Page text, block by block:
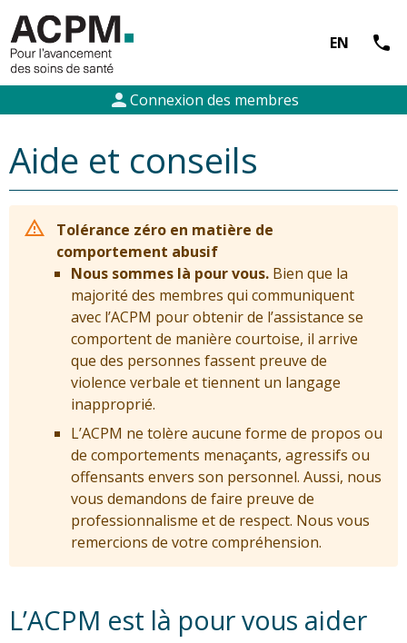
EN call
personConnexion des membres
Aide et conseils
Tolérance zéro en matière de
comportement abusif
Nous sommes là pour vous. Bien que la
majorité des membres qui communiquent
avec l’ACPM pour obtenir de l’assistance se
comportent de manière courtoise, il arrive
que des personnes fassent preuve de
violence verbale et tiennent un langage
inapproprié.
L’ACPM ne tolère aucune forme de propos ou
de comportements menaçants, agressifs ou
offensants envers son personnel. Aussi, nous
vous demandons de faire preuve de
professionnalisme et de respect. Nous vous
remercions de votre compréhension.
L’ACPM est là pour vous aider